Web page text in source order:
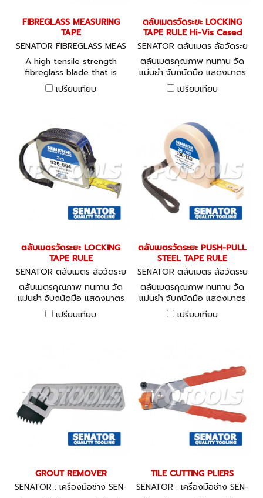
even when under full load.
Suitable for industrial
engineering, automotive,
aerospace, maintenance
and assembly applications.
FIBREGLASS MEASURING
TAPE
SENATOR FIBREGLASS MEAS
URING TAPE
A high tensile strength
fibreglass blade that is
both water- and corrosion-
proof. It has an easy to
tip and metal end claw. The
tape is presented in an
impact resistant ABS plastic
case with flush fitting
winding handle and
convenient strap handle.
เปรียบเทียบ
ตลับเมตรวัดระยะ LOCKING
TAPE RULE Hi-Vis Cased
SENATOR ตลับเมตร ล้อวัดระย
ะ วัดระยะเลเซอร์ LOCKING TAP
E RULE Hi-Vis Cased
ตลับเมตรคุณภาพ ทนทาน วัด
แม่นยำ จับถนัดมือ แสดงมาตร
วัดละเอียดได้มาตรฐาน
อุตสาหกรรม มีหลายขนาดให้
เปรียบเทียบ
ตลับเมตรวัดระยะ LOCKING
TAPE RULE
SENATOR ตลับเมตร ล้อวัดระย
ะ วัดระยะเลเซอร์ LOCKING TAP
E RULE
ตลับเมตรคุณภาพ ทนทาน วัด
แม่นยำ จับถนัดมือ แสดงมาตร
วัดละเอียดได้มาตรฐาน
อุตสาหกรรม มีหลายขนาดให้
เปรียบเทียบ
ตลับเมตรวัดระยะ PUSH-PULL
STEEL TAPE RULE
SENATOR ตลับเมตร ล้อวัดระย
ะ วัดระยะเลเซอร์
ตลับเมตรคุณภาพ ทนทาน วัด
แม่นยำ จับถนัดมือ แสดงมาตร
วัดละเอียดได้มาตรฐาน
อุตสาหกรรม มีหลายขนาดให้
เปรียบเทียบ
GROUT REMOVER
SENATOR : เครื่องมือช่าง SEN-
TILE CUTTING PLIERS
SENATOR : เครื่องมือช่าง SEN-